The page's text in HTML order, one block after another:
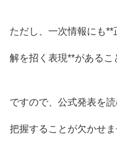
ただし、一次情報にも
解を招く表現**があるこ
ですので、公式発表を
把握することが欠かせま